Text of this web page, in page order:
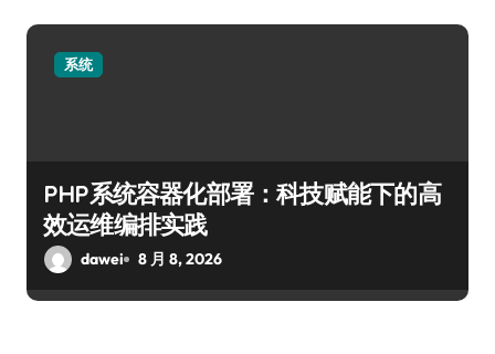
系统
PHP系统容器化部署：科技赋能下的高
效运维编排实践
dawei 8 月 8, 2026